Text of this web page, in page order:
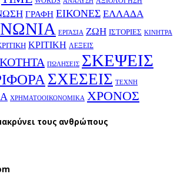
ΓΡΑΦΗ ΕΙΚΟΝΕΣ ΕΛΛΑΔΑ
ΕΡΓΑΣΙΑ ΖΩΗ ΙΣΤΟΡΙΕΣ ΚΙΝΗΤΡΑ
ΚΡΙΤΙΚΗ ΛΕΞΕΙΣ
ΠΩΛΗΣΕΙΣ ΣΚΕΨΕΙΣ
ΣΧΕΣΕΙΣ ΤΕΧΝΗ
ΧΡΗΜΑΤΟΟΙΚΟΝΟΜΙΚΑ ΧΡΟΝΟΣ
τους ανθρώπους